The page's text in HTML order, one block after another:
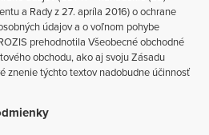
a Rady z 27. apríla 2016) o ochrane
údajov a o voľnom pohybe
prehodnotila Všeobecné obchodné
obchodu, ako aj svoju Zásadu
znenie týchto textov nadobudne účinnosť